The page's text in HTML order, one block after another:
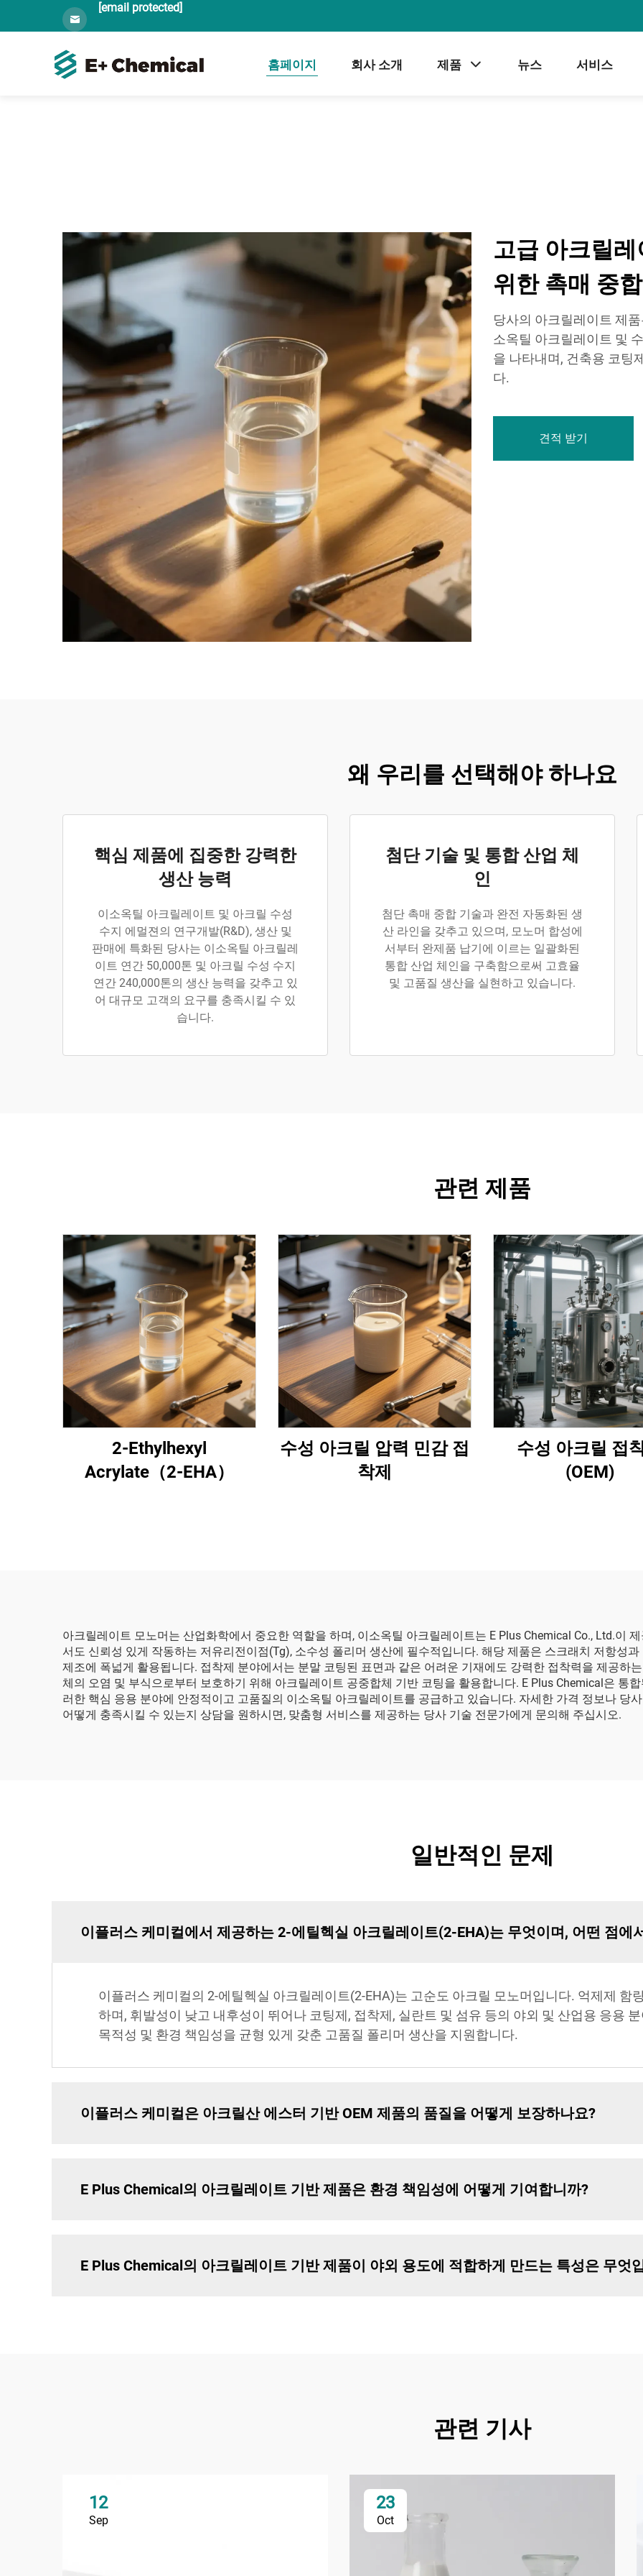
[email protected]
홈페이지 회사 소개 제품 뉴스 서비스
고급 아크릴
위한 촉매 중합
당사의 아크릴레이트 제
소옥틸 아크릴레이트 및
을 나타내며, 건축용 코팅
다.
견적 받기
왜 우리를 선택해야 하나요
핵심 제품에 집중한 강력한
생산 능력
이소옥틸 아크릴레이트 및 아크릴 수성
수지 에멀젼의 연구개발(R&D), 생산 및
판매에 특화된 당사는 이소옥틸 아크릴레
이트 연간 50,000톤 및 아크릴 수성 수지
연간 240,000톤의 생산 능력을 갖추고 있
어 대규모 고객의 요구를 충족시킬 수 있
습니다.
첨단 기술 및 통합 산업 체
인
첨단 촉매 중합 기술과 완전 자동화된 생
산 라인을 갖추고 있으며, 모노머 합성에
서부터 완제품 납기에 이르는 일괄화된
통합 산업 체인을 구축함으로써 고효율
및 고품질 생산을 실현하고 있습니다.
관련 제품
2-Ethylhexyl
Acrylate（2-EHA）
수성 아크릴 압력 민감 접
착제
수성 아크릴 접
(OEM)
아크릴레이트 모노머는 산업화학에서 중요한 역할을 하며, 이소옥틸 아크릴레이트는 E Plus Chemical Co., Ltd.이
서도 신뢰성 있게 작동하는 저유리전이점(Tg), 소수성 폴리머 생산에 필수적입니다. 해당 제품은 스크래치 저항성
제조에 폭넓게 활용됩니다. 접착제 분야에서는 분말 코팅된 표면과 같은 어려운 기재에도 강력한 접착력을 제공하
체의 오염 및 부식으로부터 보호하기 위해 아크릴레이트 공중합체 기반 코팅을 활용합니다. E Plus Chemical은 통
러한 핵심 응용 분야에 안정적이고 고품질의 이소옥틸 아크릴레이트를 공급하고 있습니다. 자세한 가격 정보나 당
어떻게 충족시킬 수 있는지 상담을 원하시면, 맞춤형 서비스를 제공하는 당사 기술 전문가에게 문의해 주십시오.
일반적인 문제
이플러스 케미컬에서 제공하는 2-에틸헥실 아크릴레이트(2-EHA)는 무엇이며, 어떤 점에
이플러스 케미컬의 2-에틸헥실 아크릴레이트(2-EHA)는 고순도 아크릴 모노머입니다. 억제제 함
하며, 휘발성이 낮고 내후성이 뛰어나 코팅제, 접착제, 실란트 및 섬유 등의 야외 및 산업용 응용
목적성 및 환경 책임성을 균형 있게 갖춘 고품질 폴리머 생산을 지원합니다.
이플러스 케미컬은 아크릴산 에스터 기반 OEM 제품의 품질을 어떻게 보장하나요?
E Plus Chemical의 아크릴레이트 기반 제품은 환경 책임성에 어떻게 기여합니까?
E Plus Chemical의 아크릴레이트 기반 제품이 야외 용도에 적합하게 만드는 특성은 무엇
관련 기사
12
Sep
23
Oct